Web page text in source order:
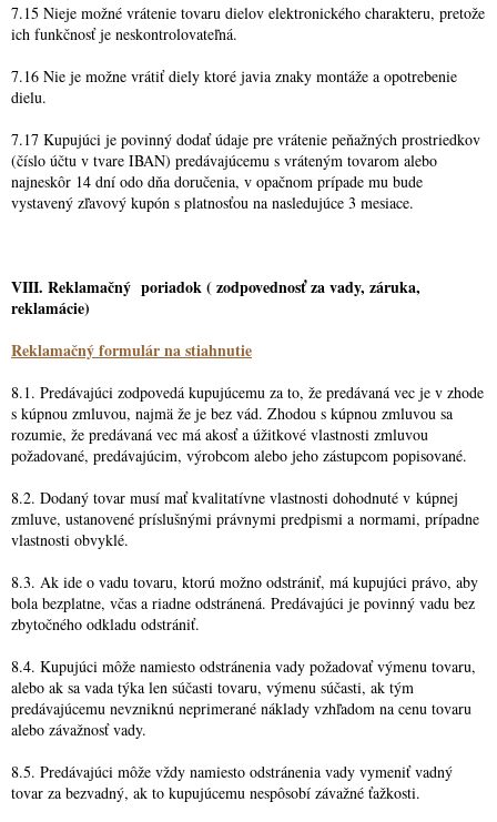
7.15 Nieje možné vrátenie tovaru dielov elektronického charakteru, pretože
ich funkčnosť je neskontrolovateľná.
7.16 Nie je možne vrátiť diely ktoré javia znaky montáže a opotrebenie
dielu.
7.17 Kupujúci je povinný dodať údaje pre vrátenie peňažných prostriedkov
(číslo účtu v tvare IBAN) predávajúcemu s vráteným tovarom alebo
najneskôr 14 dní odo dňa doručenia, v opačnom prípade mu bude
vystavený zľavový kupón s platnosťou na nasledujúce 3 mesiace.
VIII. Reklamačný poriadok ( zodpovednosť za vady, záruka,
reklamácie)
Reklamačný formulár na stiahnutie
8.1. Predávajúci zodpovedá kupujúcemu za to, že predávaná vec je v zhode
s kúpnou zmluvou, najmä že je bez vád. Zhodou s kúpnou zmluvou sa
rozumie, že predávaná vec má akosť a úžitkové vlastnosti zmluvou
požadované, predávajúcim, výrobcom alebo jeho zástupcom popisované.
8.2. Dodaný tovar musí mať kvalitatívne vlastnosti dohodnuté v kúpnej
zmluve, ustanovené príslušnými právnymi predpismi a normami, prípadne
vlastnosti obvyklé.
8.3. Ak ide o vadu tovaru, ktorú možno odstrániť, má kupujúci právo, aby
bola bezplatne, včas a riadne odstránená. Predávajúci je povinný vadu bez
zbytočného odkladu odstrániť.
8.4. Kupujúci môže namiesto odstránenia vady požadovať výmenu tovaru,
alebo ak sa vada týka len súčasti tovaru, výmenu súčasti, ak tým
predávajúcemu nevzniknú neprimerané náklady vzhľadom na cenu tovaru
alebo závažnosť vady.
8.5. Predávajúci môže vždy namiesto odstránenia vady vymeniť vadný
tovar za bezvadný, ak to kupujúcemu nespôsobí závažné ťažkosti.